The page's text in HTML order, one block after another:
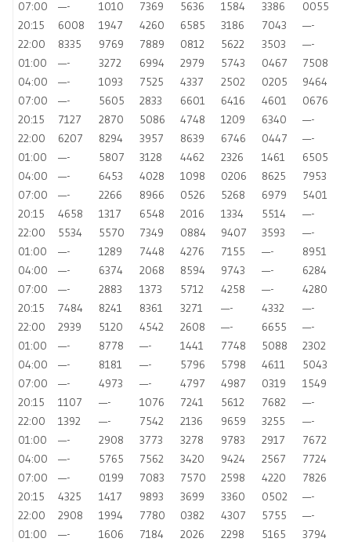
07:00
—- 1010 7369 5636 1584 3386
0055
20:15
6008 1947 4260 6585 3186 7043
—-
22:00
8335 9769 7889 0812 5622 3503
—-
01:00
—- 3272 6994 2979 5743 0467
7508
04:00
—- 1093 7525 4337 2502 0205
9464
07:00
—- 5605 2833 6601 6416 4601
0676
20:15
7127 2870 5086 4748 1209 6340
—-
22:00
6207 8294 3957 8639 6746 0447
—-
01:00
—- 5807 3128 4462 2326 1461
6505
04:00
—- 6453 4028 1098 0206 8625
7953
07:00
—- 2266 8966 0526 5268 6979
5401
20:15
4658 1317 6548 2016 1334 5514
—-
22:00
5534 5570 7349 0884 9407 3593
—-
01:00
—- 1289 7448 4276 7155 —-
8951
04:00
—- 6374 2068 8594 9743 —-
6284
07:00
—- 2883 1373 5712 4258 —-
4280
20:15
7484 8241 8361 3271 —- 4332
—-
22:00
2939 5120 4542 2608 —- 6655
—-
01:00
—- 8778 —- 1441 7748 5088
2302
04:00
—- 8181 —- 5796 5798 4611
5043
07:00
—- 4973 —- 4797 4987 0319
1549
20:15
1107 —- 1076 7241 5612 7682
—-
22:00
1392 —- 7542 2136 9659 3255
—-
01:00
—- 2908 3773 3278 9783 2917
7672
04:00
—- 5765 7562 3420 9424 2567
7724
07:00
—- 0199 7083 7570 2598 4220
7826
20:15
4325 1417 9893 3699 3360 0502
—-
22:00
2908 1994 7780 0382 4307 5755
—-
01:00
—- 1606 7184 2026 2298 5165
3794